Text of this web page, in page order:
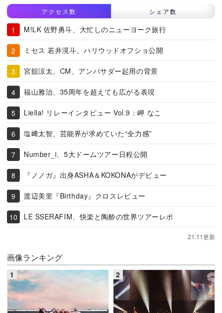
アクセス数 シェア数
M!LK 佐野勇斗、大忙しのニューヨーク旅行
ミセス 若井滉斗、ハリウッドオフショ公開
宮舘涼太、CM、アンバサダー起用の背景
福山雅治、35周年を超えても広がる表現
Liella! リレーインタビュー Vol.9：岬 なこ
塩﨑太智、芸能界が求めていた“全力感”
Number_i、5大ドームツアー日程公開
『ノノガ』出身ASHA＆KOKONAがデビュー
渡辺美里『Birthday』クロスレビュー
LE SSERAFIM、快楽と陶酔の世界ツアーレポ
21:11更新
画像ランキング